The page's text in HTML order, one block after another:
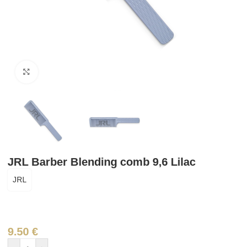
JRL Barber Blending comb 9,6 Lilac
JRL
9.50 €